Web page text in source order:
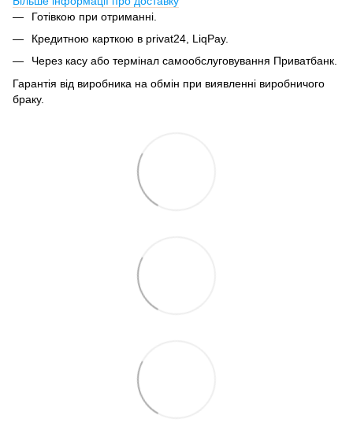
Готівкою при отриманні.
Кредитною карткою в privat24, LiqPay.
Через касу або термінал самообслуговування Приватбанк.
Гарантія від виробника на обмін при виявленні виробничого
браку.